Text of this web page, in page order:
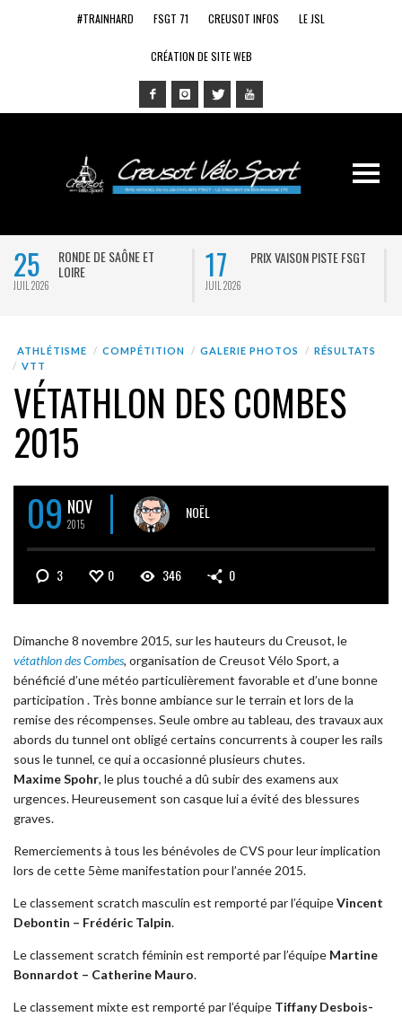
#TRAINHARD FSGT 71 CREUSOT INFOS LE JSL
CRÉATION DE SITE WEB
25
JUIL 2026
RONDE DE SAÔNE ET
LOIRE
17
JUIL 2026
PRIX VAISON PISTE FSGT
ATHLÉTISME COMPÉTITION GALERIE PHOTOS
RÉSULTATS
VTT
VÉTATHLON DES COMBES
2015
09 NOV
2015
NOËL
3 0 346 0
Dimanche 8 novembre 2015, sur les hauteurs du Creusot, le
vétathlon des Combes, organisation de Creusot Vélo Sport, a
bénéficié d’une météo particulièrement favorable et d’une bonne
participation . Très bonne ambiance sur le terrain et lors de la
remise des récompenses. Seule ombre au tableau, des travaux aux
abords du tunnel ont obligé certains concurrents à couper les rails
sous le tunnel, ce qui a occasionné plusieurs chutes.
Maxime Spohr, le plus touché a dû subir des examens aux
urgences. Heureusement son casque lui a évité des blessures
graves.
Remerciements à tous les bénévoles de CVS pour leur implication
lors de cette 5ème manifestation pour l’année 2015.
Le classement scratch masculin est remporté par l’équipeVincent
Debontin – Frédéric Talpin.
Le classement scratch féminin est remporté par l’équipe Martine
Bonnardot – Catherine Mauro.
Le classement mixte est remporté par l’équipe Tiffany Desbois-